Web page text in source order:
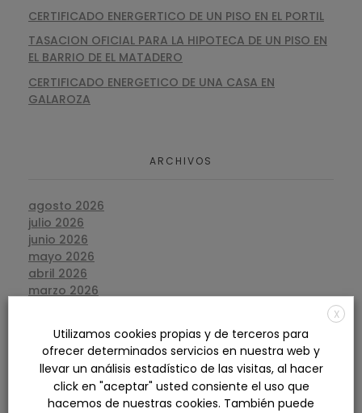
CERTIFICADO ENERGERTICO DE UN PISO EN EL PORTIL
TASACION OFICIAL PARA LA HIPOTECA DE UN PISO EN
EL BARRIO DE EL MATADERO
CERTIFICADO ENERGETICO DE UNA CASA EN
GALAROZA
ARCHIVOS
agosto 2026
julio 2026
junio 2026
mayo 2026
abril 2026
marzo 2026
diciembre 2025
noviembre 2025
octubre 2025
septiembre 2025
agosto 2025
X
Utilizamos cookies propias y de terceros para
ofrecer determinados servicios en nuestra web y
llevar un análisis estadístico de las visitas, al hacer
click en "aceptar" usted consiente el uso que
hacemos de nuestras cookies. También puede